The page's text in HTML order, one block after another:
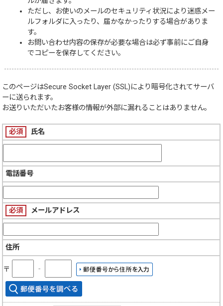
ただし、お使いのメールのセキュリティ状況により迷惑メー
ルフォルダに入ったり、届かなかったりする場合がありま
す。
お問い合わせ内容の保存が必要な場合は必ず事前にご自身
でコピーを保存してください。
このページはSecure Socket Layer (SSL)により暗号化されてサーバ
ーに送られます。
お送りいただいたお客様の情報が外部に漏れることはありません。
必須 氏名
電話番号
必須 メールアドレス
住所
〒 ‐